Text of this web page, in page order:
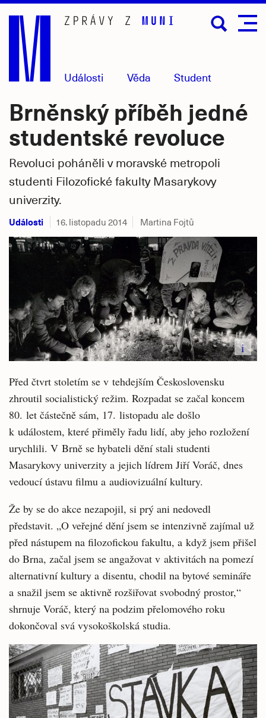
Přejít
hlavní
obsah
Události Věda Student
Brněnský příběh jedné
studentské revoluce
Revoluci poháněli v moravské metropoli
studenti Filozofické fakulty Masarykovy
univerzity.
Události 16. listopadu 2014 Martina Fojtů
i
Před čtvrt stoletím se v tehdejším Československu
zhroutil socialistický režim. Rozpadat se začal koncem
80. let částečně sám, 17. listopadu ale došlo
k událostem, které přiměly řadu lidí, aby jeho rozložení
urychlili. V Brně se hybateli dění stali studenti
Masarykovy univerzity a jejich lídrem Jiří Voráč, dnes
vedoucí ústavu filmu a audiovizuální kultury.
Že by se do akce nezapojil, si prý ani nedovedl
představit. „O veřejné dění jsem se intenzivně zajímal už
před nástupem na filozofickou fakultu, a když jsem přišel
do Brna, začal jsem se angažovat v aktivitách na pomezí
alternativní kultury a disentu, chodil na bytové semináře
a snažil jsem se aktivně rozšiřovat svobodný prostor,“
shrnuje Voráč, který na podzim přelomového roku
dokončoval svá vysokoškolská studia.